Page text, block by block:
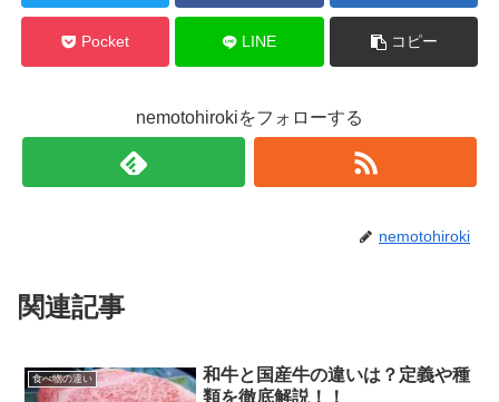
Pocket LINE コピー
nemotohirokiをフォローする
nemotohiroki
関連記事
食べ物の違い
和牛と国産牛の違いは？定義や種
類を徹底解説！！